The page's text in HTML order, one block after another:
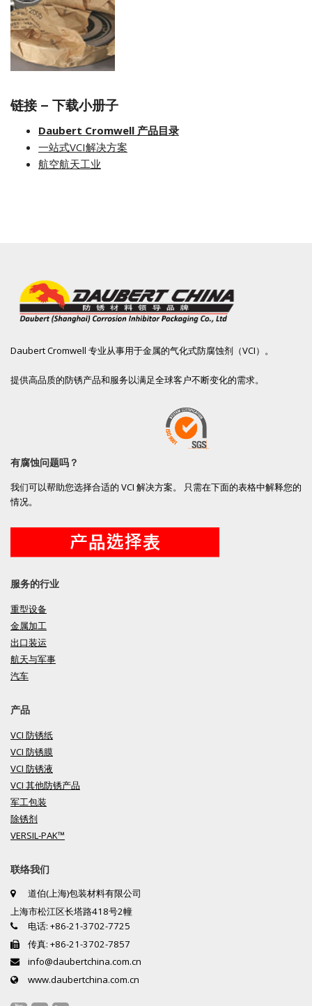
链接 – 下载小册子
Daubert Cromwell 产品目录
一站式VCI解决方案
航空航天工业
Daubert Cromwell 专业从事用于金属的气化式防腐蚀剂（VCI）。
提供高品质的防锈产品和服务以满足全球客户不断变化的需求。
有腐蚀问题吗？
我们可以帮助您选择合适的 VCI 解决方案。 只需在下面的表格中解释您的
情况。
服务的行业
重型设备
金属加工
出口装运
航天与军事
汽车
产品
VCI 防锈纸
VCI 防锈膜
VCI 防锈液
VCI 其他防锈产品
军工包装
除锈剂
VERSIL-PAK™
联络我们
道伯(上海)包装材料有限公司
上海市松江区长塔路418号2幢
电话: +86-21-3702-7725
传真: +86-21-3702-7857
info@daubertchina.com.cn
www.daubertchina.com.cn